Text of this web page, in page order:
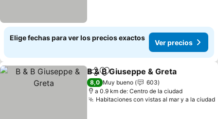
Elige fechas para ver los precios exactos
Ver precios
CompartirAgregar a favoritos
B & B Giuseppe & Greta
8,0 Muy bueno
603
a 0.9 km de: Centro de la ciudad
Habitaciones con vistas al mar y a la ciudad